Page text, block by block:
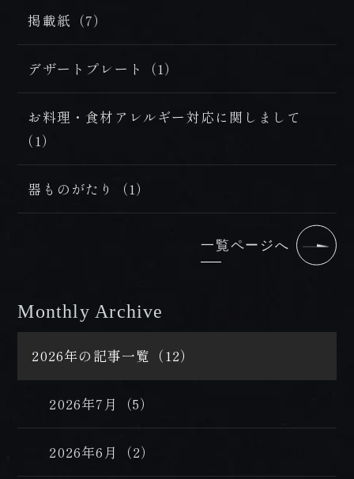
掲載紙（7）
デザートプレート（1）
お料理・食材アレルギー対応に関しまして
（1）
器ものがたり（1）
一覧ページへ
Monthly Archive
2026年の記事一覧（12）
2026年7月（5）
2026年6月（2）